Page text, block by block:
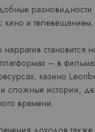
разновидности
кино и телевещанием.
становится
– в
казино
сложные истории,
времени.